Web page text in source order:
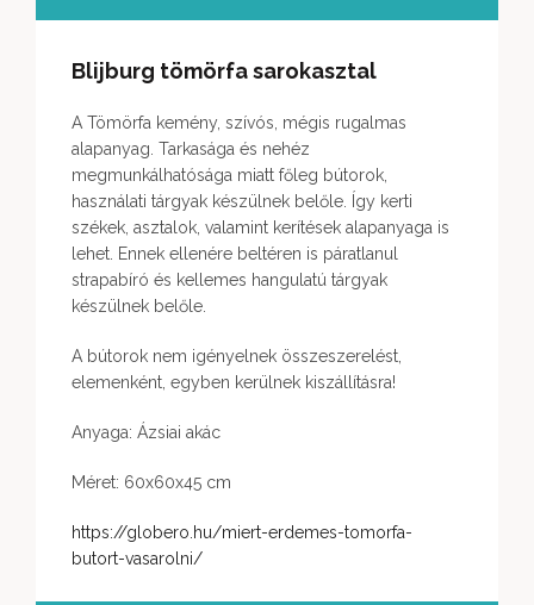
Blijburg tömörfa sarokasztal
A Tömörfa kemény, szívós, mégis rugalmas
alapanyag. Tarkasága és nehéz
megmunkálhatósága miatt főleg bútorok,
használati tárgyak készülnek belőle. Így kerti
székek, asztalok, valamint kerítések alapanyaga is
lehet. Ennek ellenére beltéren is páratlanul
strapabíró és kellemes hangulatú tárgyak
készülnek belőle.
A bútorok nem igényelnek összeszerelést,
elemenként, egyben kerülnek kiszállításra!
Anyaga: Ázsiai akác
Méret: 60x60x45 cm
https://globero.hu/miert-erdemes-tomorfa-
butort-vasarolni/